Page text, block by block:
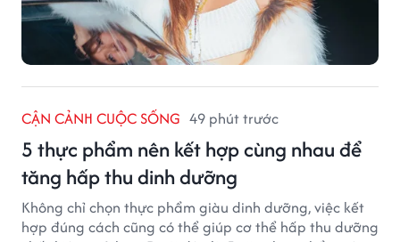
CẬN CẢNH CUỘC SỐNG 49 phút trước
5 thực phẩm nên kết hợp cùng nhau để
tăng hấp thu dinh dưỡng
Không chỉ chọn thực phẩm giàu dinh dưỡng, việc kết
hợp đúng cách cũng có thể giúp cơ thể hấp thu dưỡng